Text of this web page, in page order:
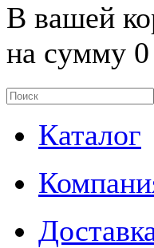
В вашей
на сумму 0
Каталог